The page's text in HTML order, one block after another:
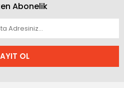
Abonelik
OL